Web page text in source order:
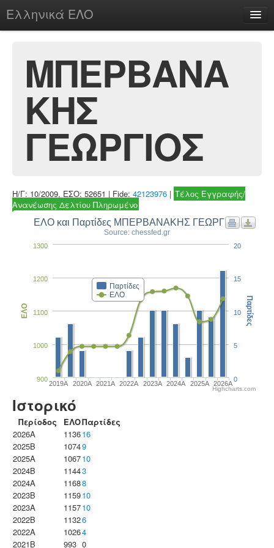
Ελληνικά ΕΛΟ
chesstu.be @ discord
Login
ΜΠΕΡΒΑΝΑ
ΚΗΣ
ΓΕΩΡΓΙΟΣ
Η/Γ: 10/2009, ΕΣΟ: 52651 | Fide: 42123976 | Τέλος Εγγραφής/
Ανανέωσης Δελτίου Πληρωμένο
ΕΛΟ και Παρτίδες ΜΠΕΡΒΑΝΑΚΗΣ ΓΕΩΡΓΙΟΣ
Source: chessfed.gr
Παρτίδες
ΕΛΟ
2019A 2020A 2021A 2022A 2023Α 2024A 2025A 2026A
900
1000
1100
1200
1300
ΕΛΟ
0
5
10
15
20
Παρτίδες
Highcharts.com
Ιστορικό
Περίοδος ΕΛΟΠαρτίδες
2026A
113616
2025B
10749
2025A
106710
2024B
11443
2024A
11688
2023B
115910
2023Α
115710
2022B
11326
2022A
10264
2021B
993 0